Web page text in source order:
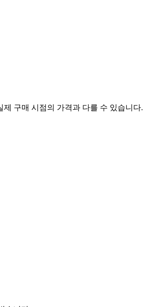
구매 시점의 가격과 다를 수 있습니다.